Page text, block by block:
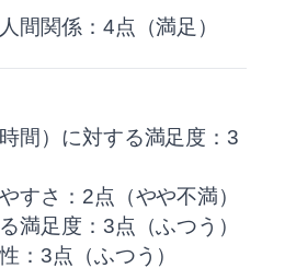
間関係：4点（満足）
間）に対する満足度：3
すさ：2点（やや不満）
満足度：3点（ふつう）
：3点（ふつう）